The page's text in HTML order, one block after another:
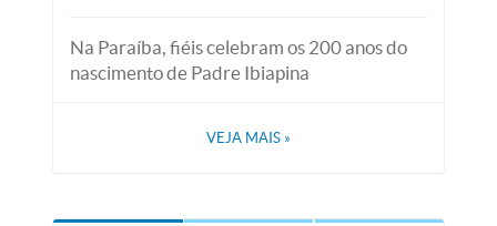
Na Paraíba, fiéis celebram os 200 anos do
nascimento de Padre Ibiapina
VEJA MAIS »